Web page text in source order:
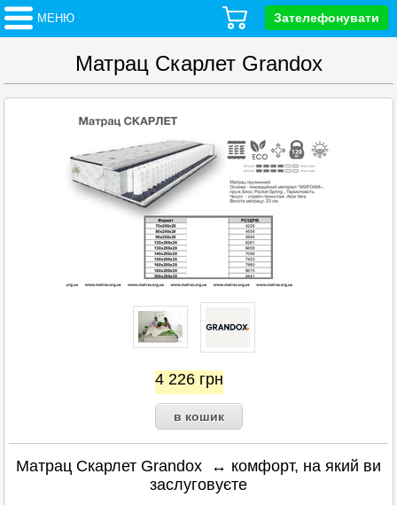
МЕНЮ Зателефонувати
Матрац Скарлет Grandox
4 226 грн
Матрац Скарлет Grandox ↔ комфорт, на який ви
заслуговуєте